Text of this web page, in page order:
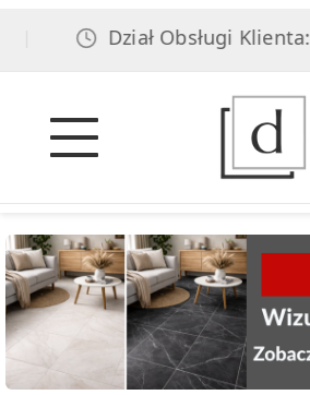
Dział Obsługi Klienta: pn-